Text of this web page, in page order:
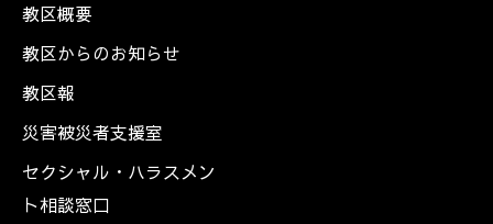
教区概要
教区からのお知らせ
教区報
災害被災者支援室
セクシャル・ハラスメン
ト相談窓口